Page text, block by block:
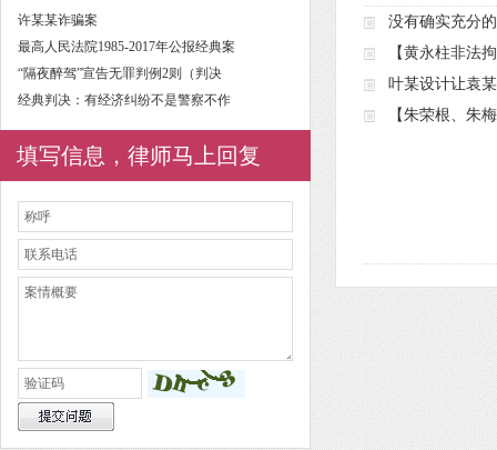
许某某诈骗案
最高人民法院1985-2017年公报经典案
“隔夜醉驾”宣告无罪判例2则（判决
经典判决：有经济纠纷不是警察不作
填写信息，律师马上回复
没有确实充分
【黄永柱非法
叶某设计让袁
【朱荣根、朱